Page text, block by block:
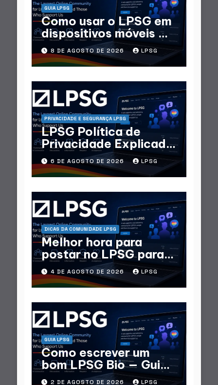
GUIA LPSG
Como usar o LPSG em
dispositivos móveis —
Guia Móvel completo
8 DE AGOSTO DE 2026 LPSG
PRIVACIDADE E SEGURANÇA LPSG
LPSG Política de
Privacidade Explicada
— Que Dados Coletam
6 DE AGOSTO DE 2026 LPSG
DICAS DA COMUNIDADE LPSG
Melhor hora para
postar no LPSG para
respostas máximas
4 DE AGOSTO DE 2026 LPSG
GUIA LPSG
Como escrever um
bom LPSG Bio — Guia
completo
2 DE AGOSTO DE 2026 LPSG